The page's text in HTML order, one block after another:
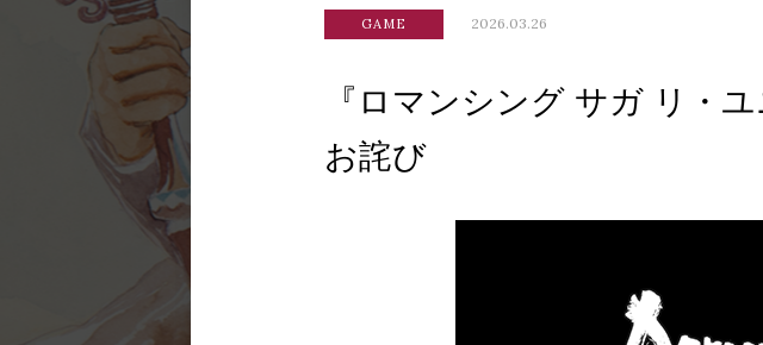
GAME 2026.03.26
『ロマンシング サガ リ・
お詫び